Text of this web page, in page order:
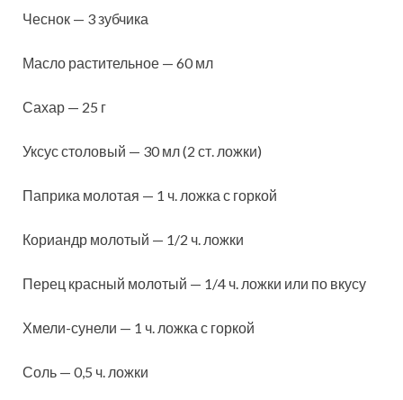
Чеснок — 3 зубчика
Масло растительное — 60 мл
Сахар — 25 г
Уксус столовый — 30 мл (2 ст. ложки)
Паприка молотая — 1 ч. ложка с горкой
Кориандр молотый — 1/2 ч. ложки
Перец красный молотый — 1/4 ч. ложки или по вкусу
Хмели-сунели — 1 ч. ложка с горкой
Соль — 0,5 ч. ложки